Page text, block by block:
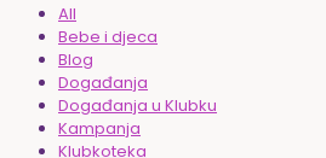
All
Bebe i djeca
Blog
Događanja
Događanja u Klubku
Kampanja
Klubkoteka